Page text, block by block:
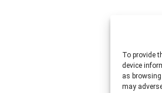
To provide
device
as
may